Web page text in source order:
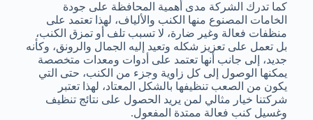
كما تدرك الشركة مدى أهمية المحافظة على جودة
الخامات المصنوع منها الكنب والألياف، لهذا تعتمد على
منظفات فعالة وغير ضارة، لا تسبب تلف أو تمزق الكنب،
بل تعمل على تعزيز شكله وتعيد إليه الجمال والرونق، وكأنه
جديد، إلى جانب أنها تعتمد على أدوات ومعدات متخصصة
يمكنها الوصول إلى كل زاوية وجزء من الكنب، حتى التي
يكون من الصعب تنظيفها بالشكل المعتاد، لهذا تعتبر
شركتنا خيار مثالي لمن يريد الحصول على نتائج تنظيف
وغسيل كنب فعالة ممتدة المفعول.